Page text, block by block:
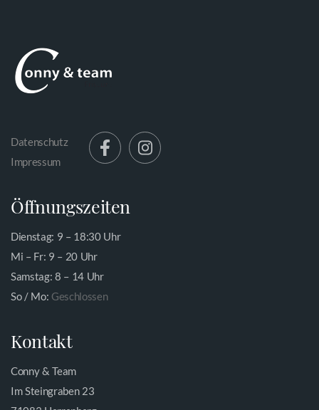
Datenschutz
Impressum
Öffnungszeiten
Dienstag: 9 – 18:30 Uhr
Mi – Fr: 9 – 20 Uhr
Samstag: 8 – 14 Uhr
So / Mo: Geschlossen
Kontakt
Conny & Team
Im Steingraben 23